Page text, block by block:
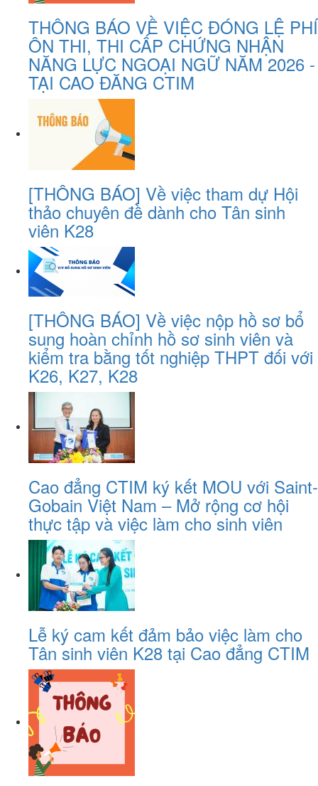
THÔNG BÁO VỀ VIỆC ĐÓNG LỆ PHÍ
ÔN THI, THI CẤP CHỨNG NHẬN
NĂNG LỰC NGOẠI NGỮ NĂM 2026 -
TẠI CAO ĐĂNG CTIM
[THÔNG BÁO] Về việc tham dự Hội
thảo chuyên đề dành cho Tân sinh
viên K28
[THÔNG BÁO] Về việc nộp hồ sơ bổ
sung hoàn chỉnh hồ sơ sinh viên và
kiểm tra bằng tốt nghiệp THPT đối với
K26, K27, K28
Cao đẳng CTIM ký kết MOU với Saint-
Gobain Việt Nam – Mở rộng cơ hội
thực tập và việc làm cho sinh viên
Lễ ký cam kết đảm bảo việc làm cho
Tân sinh viên K28 tại Cao đẳng CTIM